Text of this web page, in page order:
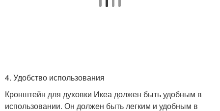
4. Удобство использования
Кронштейн для духовки Икеа должен быть удобным в
использовании. Он должен быть легким и удобным в